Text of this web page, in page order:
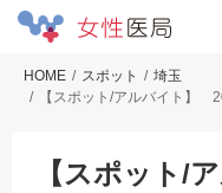
HOME スポット
埼玉
【スポット/アルバイト】
【スポット/